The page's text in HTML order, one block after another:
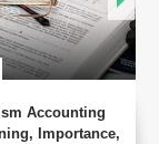
Capital
Methods,